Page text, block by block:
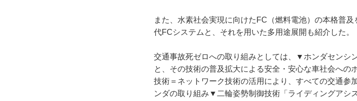
また、水素社会実現に向けたFC（燃料電池）の本格普
代FCシステムと、それを用いた多用途展開も紹介した。
交通事故死ゼロへの取り組みとしては、▼ホンダセンシ
と、その技術の普及拡大による安全・安心な車社会へ
技術＝ネットワーク技術の活用により、すべての交通参
ンダの取り組み▼二輪姿勢制御技術「ライディングアシ